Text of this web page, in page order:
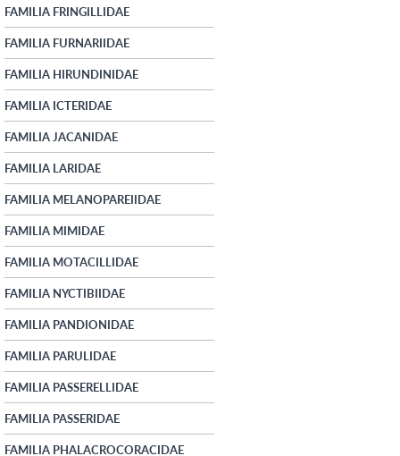
FAMILIA FRINGILLIDAE
FAMILIA FURNARIIDAE
FAMILIA HIRUNDINIDAE
FAMILIA ICTERIDAE
FAMILIA JACANIDAE
FAMILIA LARIDAE
FAMILIA MELANOPAREIIDAE
FAMILIA MIMIDAE
FAMILIA MOTACILLIDAE
FAMILIA NYCTIBIIDAE
FAMILIA PANDIONIDAE
FAMILIA PARULIDAE
FAMILIA PASSERELLIDAE
FAMILIA PASSERIDAE
FAMILIA PHALACROCORACIDAE